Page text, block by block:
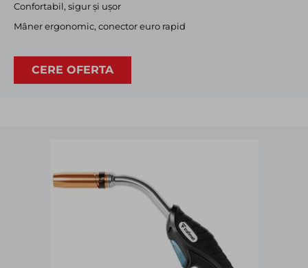
Confortabil, sigur și ușor
Mâner ergonomic, conector euro rapid
CERE OFERTA